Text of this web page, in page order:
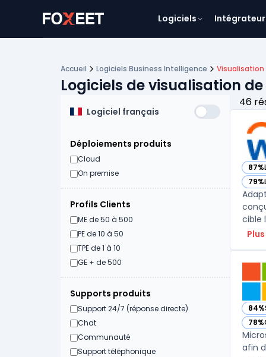
Logiciels
Accueil Logiciels Business Intelligence
Logiciels de visualisation
Logiciel français
Déploiements produits
Cloud
On premise
Profils Clients
ME de 50 à 500
PE de 10 à 50
TPE de 1 à 10
GE + de 500
Supports produits
Support 24/7 (réponse directe)
Chat
Communauté
Support téléphonique
46
87%
—
79%
—
cible
84%
—
78%
—
afin